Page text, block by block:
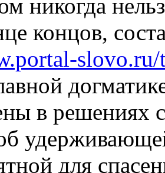
никогда
концов,
в решениях
для